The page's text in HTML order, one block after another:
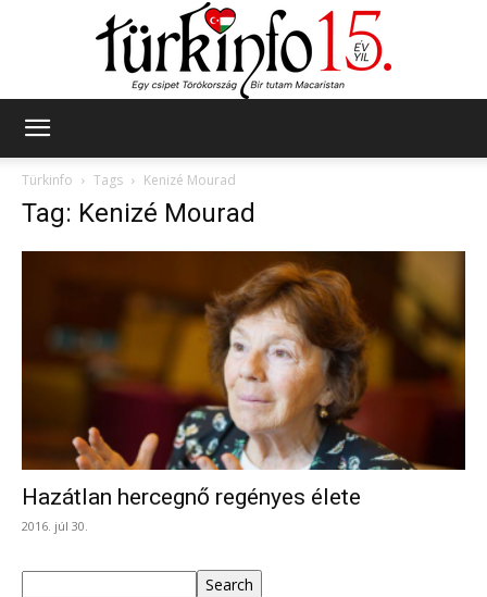
Türkinfo
Tags Kenizé Mourad
Tag: Kenizé Mourad
Hazátlan hercegnő regényes élete
2016. júl 30.
Search